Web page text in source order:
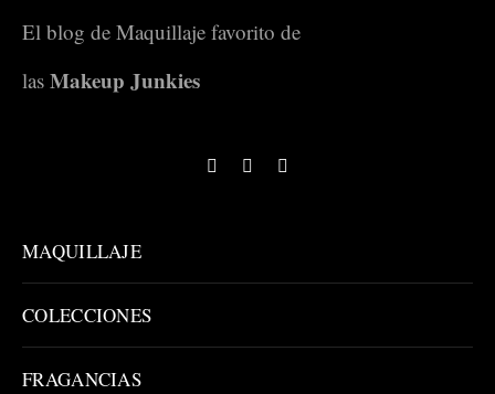
El blog de Maquillaje favorito de
las Makeup Junkies
MAQUILLAJE
COLECCIONES
FRAGANCIAS